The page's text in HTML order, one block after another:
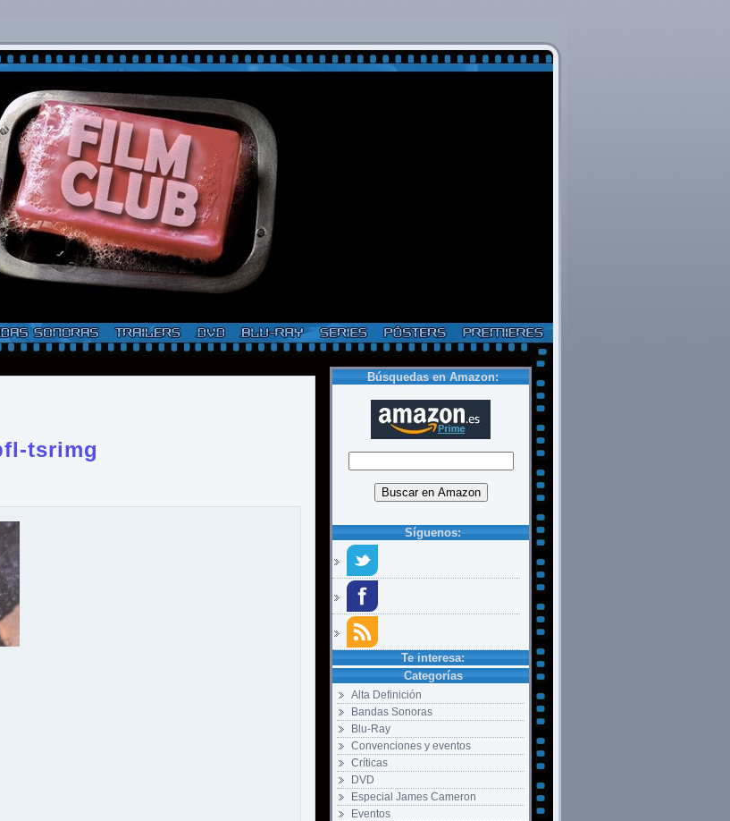
Búsquedas en Amazon:
Síguenos:
Te interesa:
Categorías
Alta Definición
Bandas Sonoras
Blu-Ray
Convenciones y eventos
Críticas
DVD
Especial James Cameron
Eventos
tsrimg